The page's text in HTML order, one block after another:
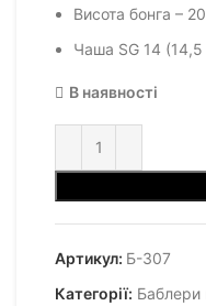
Висота бонга –
Чаша SG 14
В наявності
Артикул: Б-307
Категорії: Баблери